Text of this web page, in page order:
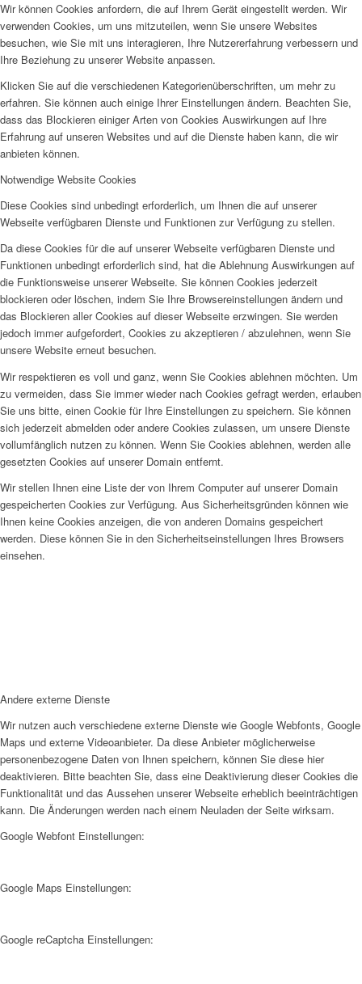
Wir können Cookies anfordern, die auf Ihrem Gerät eingestellt werden. Wir
verwenden Cookies, um uns mitzuteilen, wenn Sie unsere Websites
besuchen, wie Sie mit uns interagieren, Ihre Nutzererfahrung verbessern und
Ihre Beziehung zu unserer Website anpassen.
Klicken Sie auf die verschiedenen Kategorienüberschriften, um mehr zu
erfahren. Sie können auch einige Ihrer Einstellungen ändern. Beachten Sie,
dass das Blockieren einiger Arten von Cookies Auswirkungen auf Ihre
Erfahrung auf unseren Websites und auf die Dienste haben kann, die wir
anbieten können.
Notwendige Website Cookies
Diese Cookies sind unbedingt erforderlich, um Ihnen die auf unserer
Webseite verfügbaren Dienste und Funktionen zur Verfügung zu stellen.
Da diese Cookies für die auf unserer Webseite verfügbaren Dienste und
Funktionen unbedingt erforderlich sind, hat die Ablehnung Auswirkungen auf
die Funktionsweise unserer Webseite. Sie können Cookies jederzeit
blockieren oder löschen, indem Sie Ihre Browsereinstellungen ändern und
das Blockieren aller Cookies auf dieser Webseite erzwingen. Sie werden
jedoch immer aufgefordert, Cookies zu akzeptieren / abzulehnen, wenn Sie
unsere Website erneut besuchen.
Wir respektieren es voll und ganz, wenn Sie Cookies ablehnen möchten. Um
zu vermeiden, dass Sie immer wieder nach Cookies gefragt werden, erlauben
Sie uns bitte, einen Cookie für Ihre Einstellungen zu speichern. Sie können
sich jederzeit abmelden oder andere Cookies zulassen, um unsere Dienste
vollumfänglich nutzen zu können. Wenn Sie Cookies ablehnen, werden alle
gesetzten Cookies auf unserer Domain entfernt.
Wir stellen Ihnen eine Liste der von Ihrem Computer auf unserer Domain
gespeicherten Cookies zur Verfügung. Aus Sicherheitsgründen können wie
Ihnen keine Cookies anzeigen, die von anderen Domains gespeichert
werden. Diese können Sie in den Sicherheitseinstellungen Ihres Browsers
einsehen.
Andere externe Dienste
Wir nutzen auch verschiedene externe Dienste wie Google Webfonts, Google
Maps und externe Videoanbieter. Da diese Anbieter möglicherweise
personenbezogene Daten von Ihnen speichern, können Sie diese hier
deaktivieren. Bitte beachten Sie, dass eine Deaktivierung dieser Cookies die
Funktionalität und das Aussehen unserer Webseite erheblich beeinträchtigen
kann. Die Änderungen werden nach einem Neuladen der Seite wirksam.
Google Webfont Einstellungen:
Google Maps Einstellungen:
Google reCaptcha Einstellungen: